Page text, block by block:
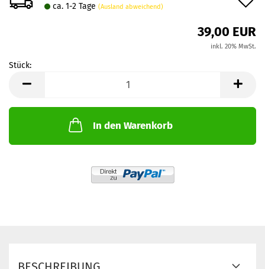
ca. 1-2 Tage (Ausland abweichend)
39,00 EUR
inkl. 20% MwSt.
Stück:
In den Warenkorb